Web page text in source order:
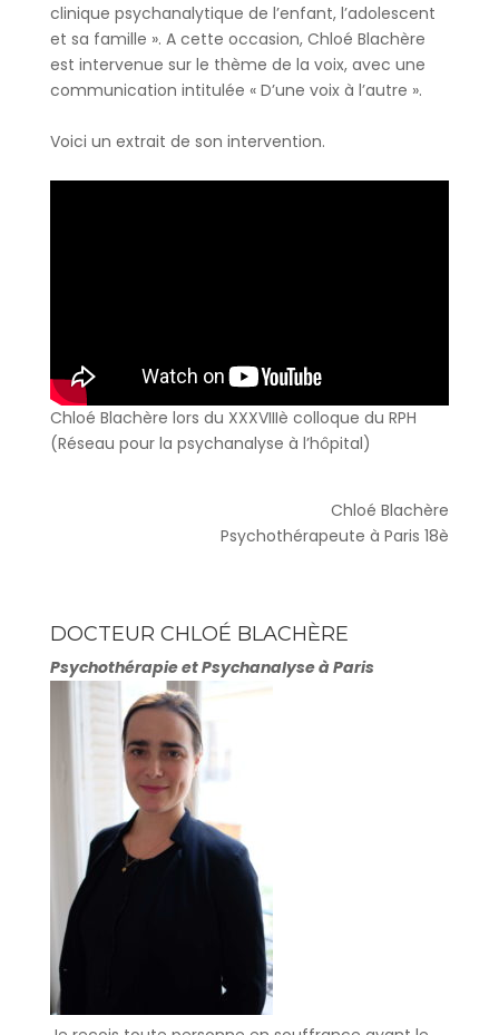
clinique psychanalytique de l’enfant, l’adolescent
et sa famille ». A cette occasion, Chloé Blachère
est intervenue sur le thème de la voix, avec une
communication intitulée « D’une voix à l’autre ».
Voici un extrait de son intervention.
Chloé Blachère lors du XXXVIIIè colloque du RPH
(Réseau pour la psychanalyse à l’hôpital)
Chloé Blachère
Psychothérapeute à Paris 18è
DOCTEUR CHLOÉ BLACHÈRE
Psychothérapie et Psychanalyse à Paris